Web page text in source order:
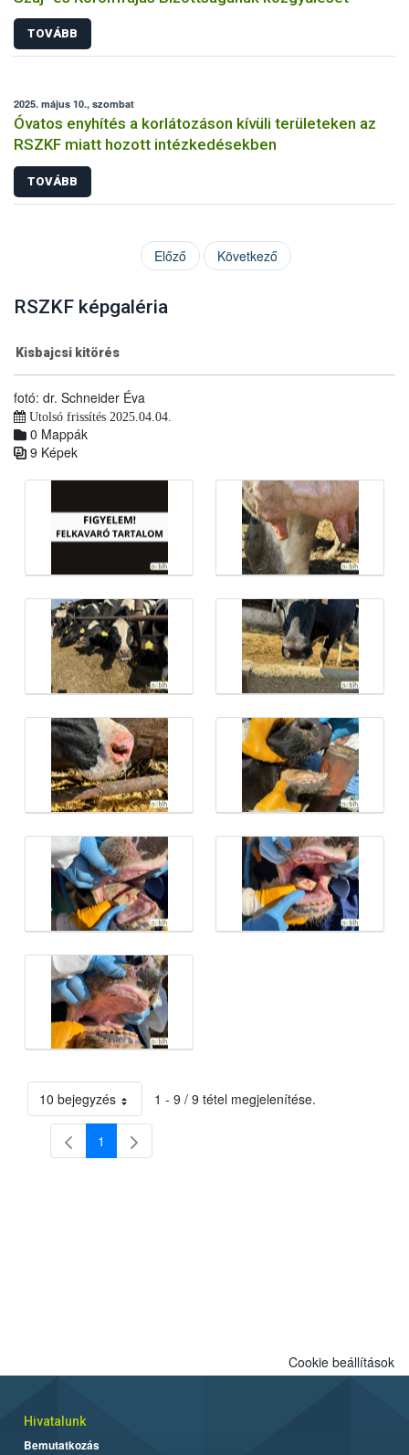
TOVÁBB
2025. május 10., szombat
Óvatos enyhítés a korlátozáson kívüli területeken az
RSZKF miatt hozott intézkedésekben
TOVÁBB
Előző Következő
RSZKF képgaléria
Kisbajcsi kitörés
fotó: dr. Schneider Éva
Utolsó frissítés 2025.04.04.
0 Mappák
9 Képek
10 bejegyzésOldalanként 1 - 9 / 9 tétel megjelenítése.
Oldal
1
Cookie beállítások
Hivatalunk
Bemutatkozás